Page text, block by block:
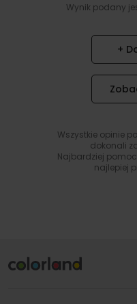
Wynik podany
+
Wszystkie opinie
dokonali
Najbardziej
najlepiej